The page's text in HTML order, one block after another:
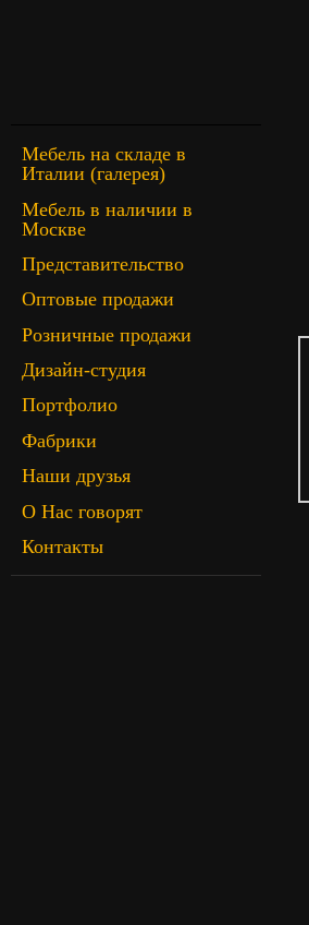
Мебель на складе в
Италии (галерея)
Мебель в наличии в
Москве
Представительство
Оптовые продажи
Розничные продажи
Дизайн-студия
Портфолио
Фабрики
Наши друзья
О Нас говорят
Контакты